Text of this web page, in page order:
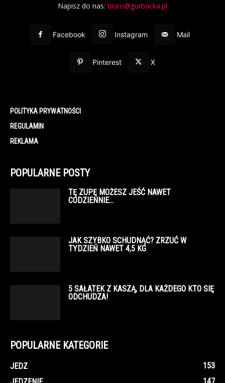
Napisz do nas: biuro@gurbacka.pl
Facebook Instagram Mail
Pinterest X
POLITYKA PRYWATNOŚCI
REGULAMIN
REKLAMA
POPULARNE POSTY
TĘ ZUPĘ MOŻESZ JEŚĆ NAWET
CODZIENNIE…
JAK SZYBKO SCHUDNĄĆ? ZRZUĆ W
TYDZIEŃ NAWET 4,5 KG
5 SAŁATEK Z KASZĄ, DLA KAŻDEGO KTO SIĘ
ODCHUDZA!
POPULARNE KATEGORIE
JEDZ
153